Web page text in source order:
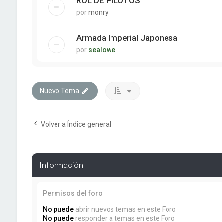
pormonry
Armada Imperial Japonesa
por sealowe
Nuevo Tema
Volver a Índice general
Información
Permisos del foro
No puedeabrir nuevos temas en este Foro
No puederesponder a temas en este Foro